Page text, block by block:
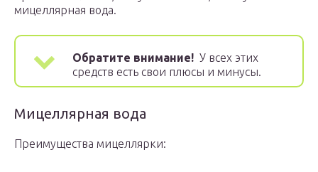
мицеллярная вода.
Обратите внимание! У всех этих
средств есть свои плюсы и минусы.
Мицеллярная вода
Преимущества мицеллярки: